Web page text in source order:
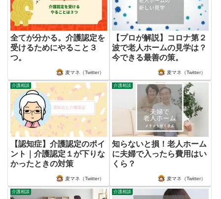
全てが分かる。介護認定を
受けるためにやること３
つ。
麦マネ（Twitter）
【プロが解説】コロナ第２
波で老人ホームの見学は？
今できる最善の策。
麦マネ（Twitter）
介護相談
【認知症】介護認定のポイ
ント｜介護認定１が下りな
かったときの対策
麦マネ（Twitter）
介護相談
知らないと損！老人ホーム
に夫婦で入ったら費用はい
くら？
麦マネ（Twitter）
介護相談 介護相談